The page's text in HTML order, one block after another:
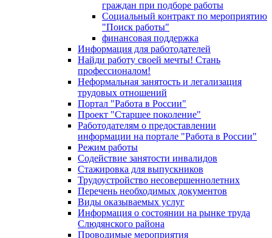
граждан при подборе работы
Социальный контракт по мероприятию
"Поиск работы"
финансовая поддержка
Информация для работодателей
Найди работу своей мечты! Стань
профессионалом!
Неформальная занятость и легализация
трудовых отношений
Портал "Работа в России"
Проект "Старшее поколение"
Работодателям о предоставлении
информации на портале "Работа в России"
Режим работы
Содействие занятости инвалидов
Стажировка для выпускников
Трудоустройство несовершеннолетних
Перечень необходимых документов
Виды оказываемых услуг
Информация о состоянии на рынке труда
Слюдянского района
Проводимые мероприятия